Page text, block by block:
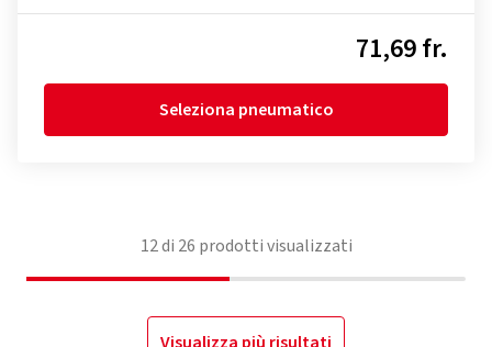
71,69 fr.
Seleziona pneumatico
12di 26 prodotti visualizzati